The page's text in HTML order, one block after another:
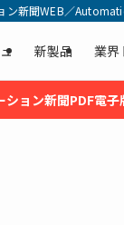
ン新聞WEB／
新製品 業界
ション新聞PDF電